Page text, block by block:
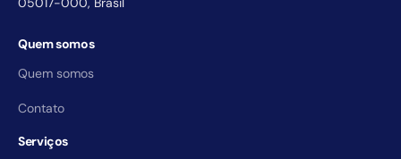
Quem somos
Quem somos
Contato
Serviços